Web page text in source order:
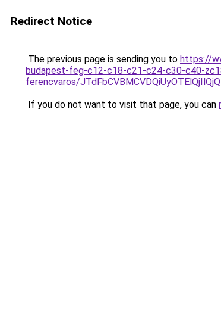
Redirect Notice
The previous page is sending you to https://
budapest-feg-c12-c18-c21-c24-c30-c40-
ferencvaros/
If you do not want to visit that page, you can